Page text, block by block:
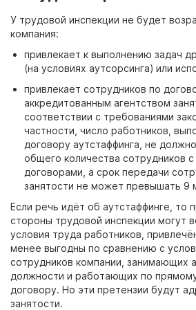
У трудовой инспекции не будет
компания:
привлекает к выполнению задач
(на условиях аутсорсинга) или
привлекает сотрудников по
аккредитованным агентством
соответствии с требованиями
частности, число работников,
договору аутстаффинга, не
общего количества сотрудников
договорами, а срок передачи
занятости не может превышать 9
Если речь идёт об аутстаффинге, то
стороны трудовой инспекции могут
условия труда работников,
менее выгодны по сравнению с
сотрудников компании, занимающих
должности и работающих по
договору. Но эти претензии будут
занятости.